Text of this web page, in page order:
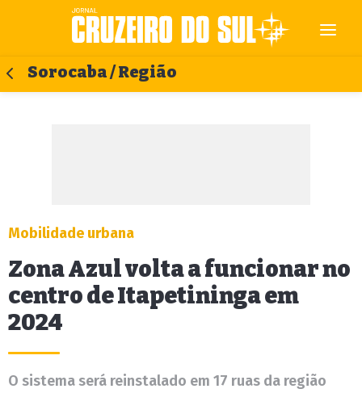
Sorocaba / Região
Mobilidade urbana
Zona Azul volta a funcionar no
centro de Itapetininga em
2024
O sistema será reinstalado em 17 ruas da região